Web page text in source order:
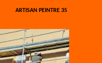
ARTISAN PEINTRE 35